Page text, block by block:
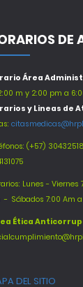
DE
Área
m y 2:00 pm a
y Lineas de
(+57)
Lunes - Viernes
- Sábados 7:00 Am a
Ética
DEL SITIO